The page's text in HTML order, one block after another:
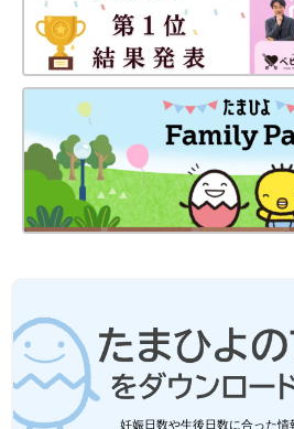
妊娠日数や生後日数に合った情